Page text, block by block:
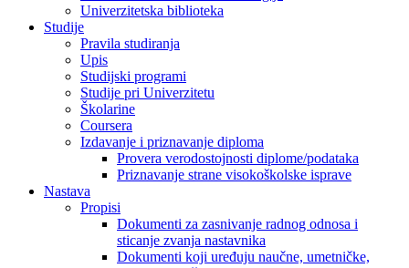
Univerzitetska biblioteka
Studije
Pravila studiranja
Upis
Studijski programi
Studije pri Univerzitetu
Školarine
Coursera
Izdavanje i priznavanje diploma
Provera verodostojnosti diplome/podataka
Priznavanje strane visokoškolske isprave
Nastava
Propisi
Dokumenti za zasnivanje radnog odnosa i
sticanje zvanja nastavnika
Dokumenti koji uređuju naučne, umetničke,